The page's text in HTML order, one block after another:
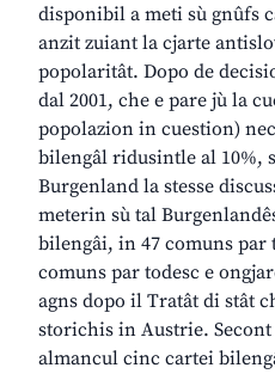
disponibil a meti sù gnûfs
anzit zuiant la cjarte
popolaritât. Dopo de
dal 2001, che e pare jù la
popolazion in cuestion)
bilengâl ridusintle al 10%,
Burgenland la stesse
meterin sù tal
bilengâi, in 47 comuns par
comuns par todesc e
agns dopo il Tratât di stât
storichis in Austrie.
almancul cinc cartei